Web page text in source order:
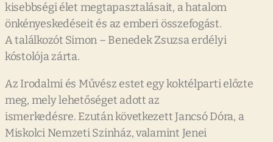
kisebbségi élet megtapasztalásait, a hatalom
önkényeskedéseit és az emberi összefogást.
A találkozót Simon – Benedek Zsuzsa erdélyi
kóstolója zárta.
Az Irodalmi és Művész estet egy koktélparti előzte
meg, mely lehetőséget adott az
ismerkedésre. Ezután következett Jancsó Dóra, a
Miskolci Nemzeti Szinház, valamint Jenei